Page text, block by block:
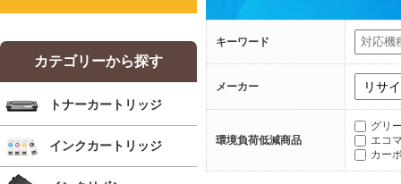
キーワード
メーカー
環境負荷低減商品
グリ
エコ
カー
カテゴリーから探す
トナーカートリッジ
インクカートリッジ